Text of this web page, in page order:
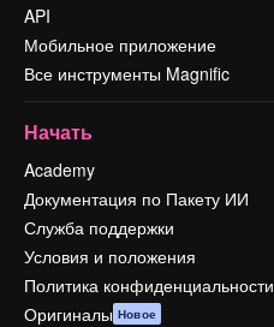
API
Мобильное приложение
Все инструменты Magnific
Начать
Academy
Документация по Пакету ИИ
Служба поддержки
Условия и положения
Политика конфиденциальности
Оригиналы Новое